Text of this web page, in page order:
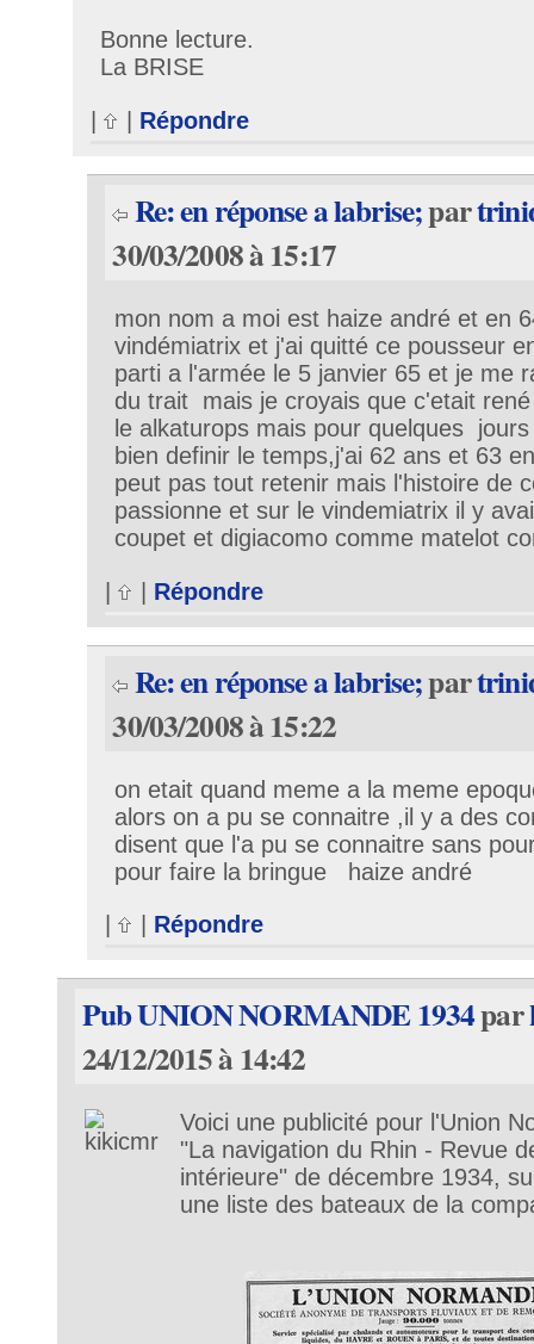
Bonne lecture.
La BRISE
Répondre
Re: en réponse a labrise;par
30/03/2008 à 15:17
mon nom a moi est haize andré et en
vindémiatrix et j'ai quitté ce pousseur
parti a l'armée le 5 janvier 65 et je me
du trait mais je croyais que c'etait
le alkaturops mais pour quelques
bien definir le temps,j'ai 62 ans et 63
peut pas tout retenir mais l'histoire de
passionne et sur le vindemiatrix il y
coupet et digiacomo comme matelot
| Répondre
Re: en réponse a labrise;par
30/03/2008 à 15:22
on etait quand meme a la meme
alors on a pu se connaitre ,il y a des
disent que l'a pu se connaitre sans
pour faire la bringue haize andré
| Répondre
Pub UNION NORMANDE 1934par
24/12/2015 à 14:42
Voici une publicité pour l'Union
"La navigation du Rhin - Revue
intérieure" de décembre 1934,
une liste des bateaux de la